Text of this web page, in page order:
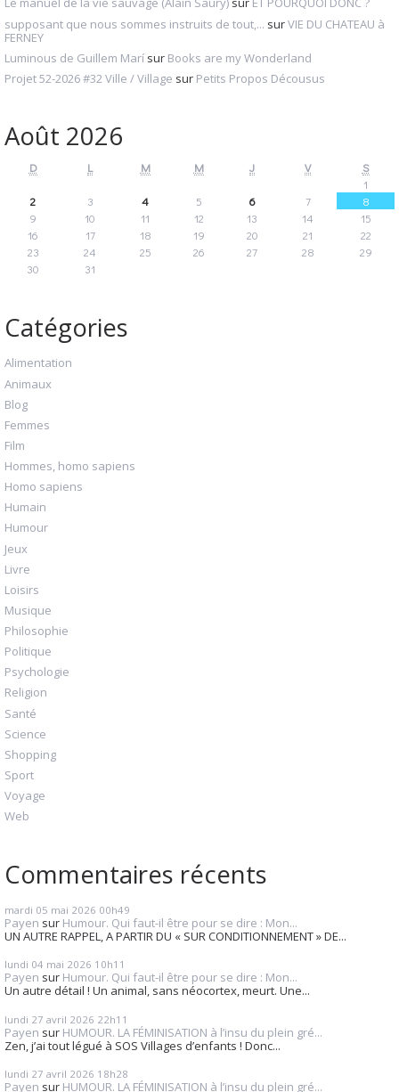
supposant que nous sommes instruits de tout,... surVIE DU CHATEAU à
FERNEY
Luminous de Guillem Marí sur Books are my Wonderland
Projet 52-2026 #32 Ville / Village sur Petits Propos Décousus
Août 2026
D L M M J V
S
1
2
3 4 5 6 7
8
9
10 11 12 13 14
15
16
17 18 19 20 21
22
23
24 25 26 27 28
29
30
31
Catégories
Alimentation
Animaux
Blog
Femmes
Film
Hommes, homo sapiens
Homo sapiens
Humain
Humour
Jeux
Livre
Loisirs
Musique
Philosophie
Politique
Psychologie
Religion
Santé
Science
Shopping
Sport
Voyage
Web
Commentaires récents
mardi 05 mai 2026 00h49
Payen sur Humour. Qui faut-il être pour se dire : Mon...
UN AUTRE RAPPEL, A PARTIR DU « SUR CONDITIONNEMENT » DE...
lundi 04 mai 2026 10h11
Payen sur Humour. Qui faut-il être pour se dire : Mon...
Un autre détail ! Un animal, sans néocortex, meurt. Une...
lundi 27 avril 2026 22h11
Payen sur HUMOUR. LA FÉMINISATION à l’insu du plein gré...
Zen, j’ai tout légué à SOS Villages d’enfants ! Donc...
lundi 27 avril 2026 18h28
Payen sur HUMOUR. LA FÉMINISATION à l’insu du plein gré...